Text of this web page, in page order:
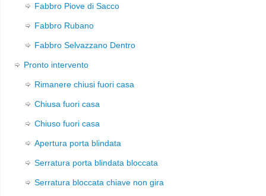
Fabbro Piove di Sacco
Fabbro Rubano
Fabbro Selvazzano Dentro
Pronto intervento
Rimanere chiusi fuori casa
Chiusa fuori casa
Chiuso fuori casa
Apertura porta blindata
Serratura porta blindata bloccata
Serratura bloccata chiave non gira